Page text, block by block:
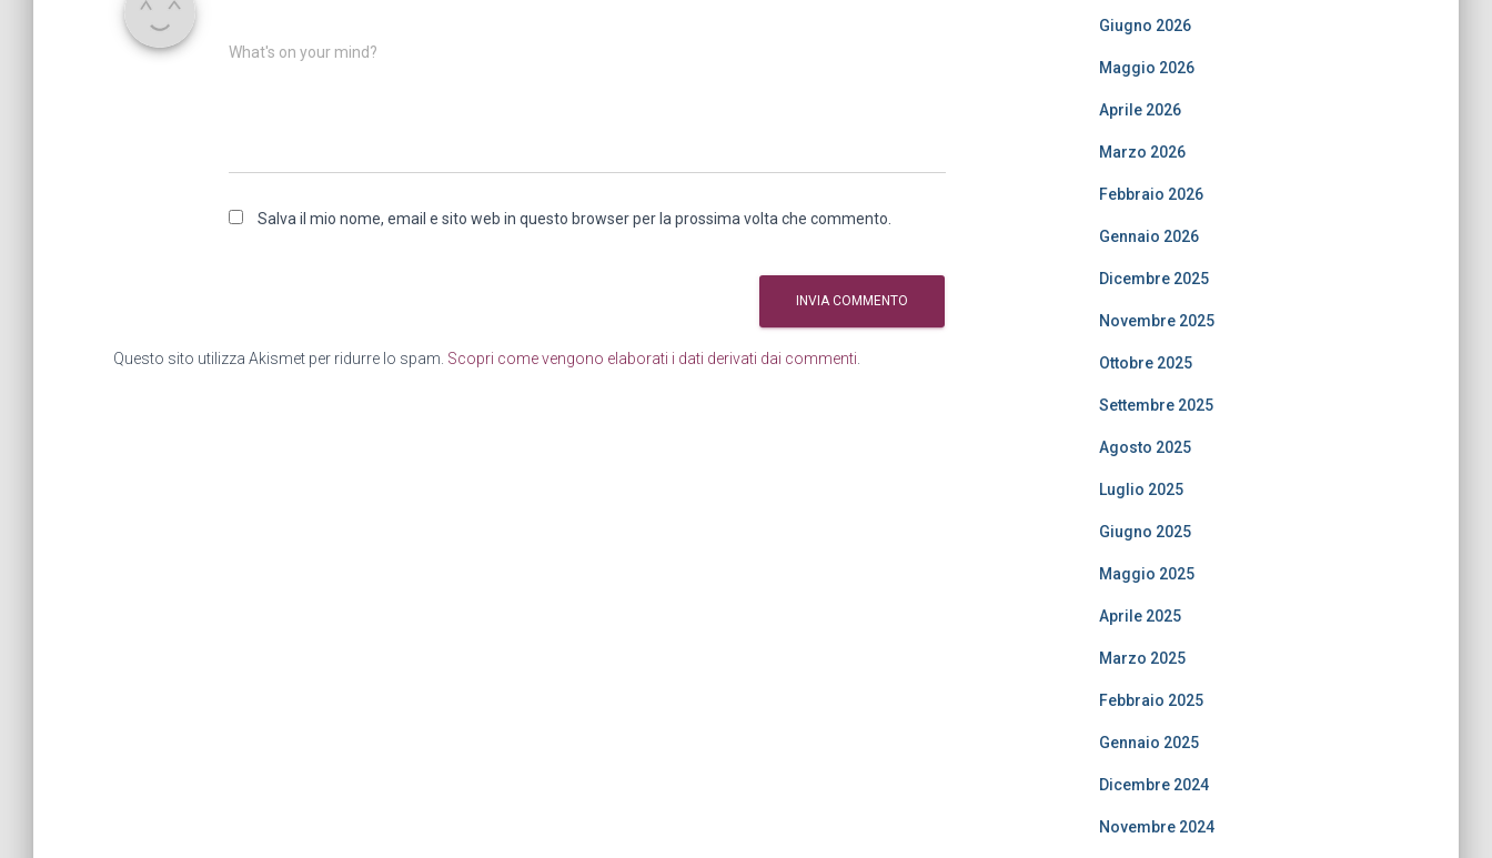
What's on your mind?
Salva il mio nome, email e sito web in questo browser per la prossima volta che commento.
Questo sito utilizza Akismet per ridurre lo spam. Scopri come vengono elaborati i dati derivati dai commenti
Giugno 2026
Maggio 2026
Aprile 2026
Marzo 2026
Febbraio 2026
Gennaio 2026
Dicembre 2025
Novembre 2025
Ottobre 2025
Settembre 2025
Agosto 2025
Luglio 2025
Giugno 2025
Maggio 2025
Aprile 2025
Marzo 2025
Febbraio 2025
Gennaio 2025
Dicembre 2024
Novembre 2024